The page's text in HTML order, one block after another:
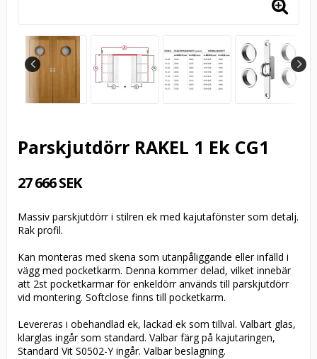
Parskjutdörr RAKEL 1 Ek CG1
27 666 SEK
Massiv parskjutdörr i stilren ek med kajutafönster som detalj.
Rak profil.
Kan monteras med skena som utanpåliggande eller infälld i
vägg med pocketkarm. Denna kommer delad, vilket innebär
att 2st pocketkarmar för enkeldörr används till parskjutdörr
vid montering. Softclose finns till pocketkarm.
Levereras i obehandlad ek, lackad ek som tillval. Valbart glas,
klarglas ingår som standard. Valbar färg på kajutaringen,
Standard Vit S0502-Y ingår. Valbar beslagning.